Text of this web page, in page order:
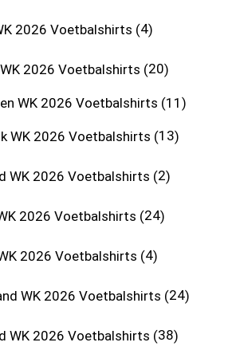
2026 Voetbalshirts 4
2026 Voetbalshirts 20
WK 2026 Voetbalshirts 11
WK 2026 Voetbalshirts 13
WK 2026 Voetbalshirts 2
2026 Voetbalshirts 24
2026 Voetbalshirts 4
WK 2026 Voetbalshirts 24
WK 2026 Voetbalshirts 38